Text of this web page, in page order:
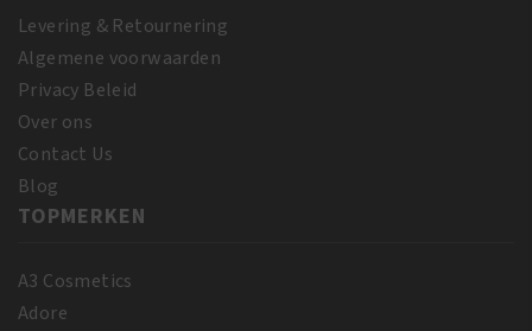
Levering & Retournering
Algemene voorwaarden
Privacy Beleid
Over ons
Contact Us
Blog
TOPMERKEN
A3 Cosmetics
Adore